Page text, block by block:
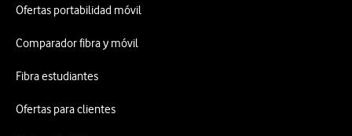
Ofertas portabilidad móvil
Comparador fibra y móvil
Fibra estudiantes
Ofertas para clientes